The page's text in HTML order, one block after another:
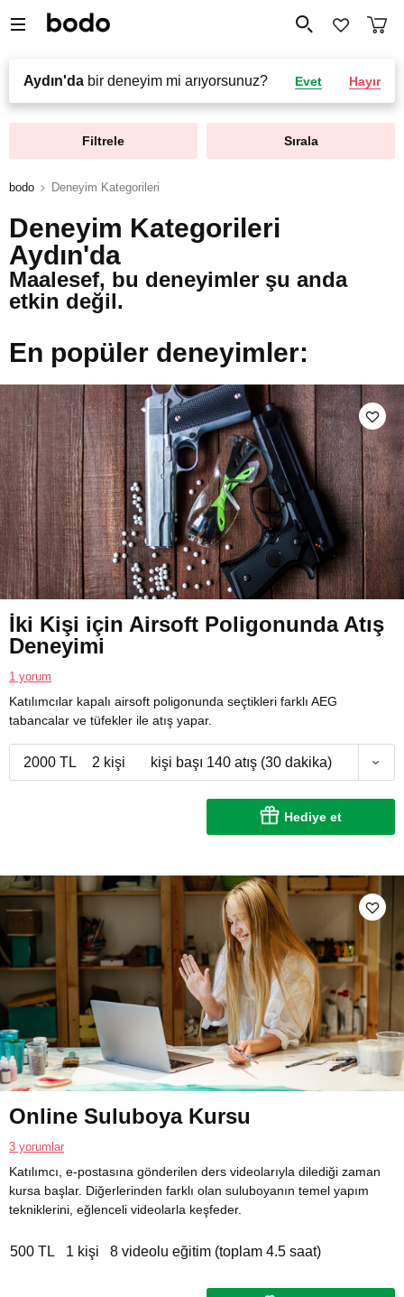
Aydın'da bir deneyim mi arıyorsunuz? Evet Hayır
Filtrele Sırala
bodo Deneyim Kategorileri
Deneyim Kategorileri
Aydın'da
Maalesef, bu deneyimler şu anda
etkin değil.
En popüler deneyimler:
İki Kişi için Airsoft Poligonunda Atış
Deneyimi
1 yorum
Katılımcılar kapalı airsoft poligonunda seçtikleri farklı AEG
tabancalar ve tüfekler ile atış yapar.
2000 TL 2 kişi kişi başı 140 atış (30 dakika)
Hediye et
Online Suluboya Kursu
3 yorumlar
Katılımcı, e-postasına gönderilen ders videolarıyla dilediği zaman
kursa başlar. Diğerlerinden farklı olan suluboyanın temel yapım
tekniklerini, eğlenceli videolarla keşfeder.
500 TL 1 kişi 8 videolu eğitim (toplam 4.5 saat)